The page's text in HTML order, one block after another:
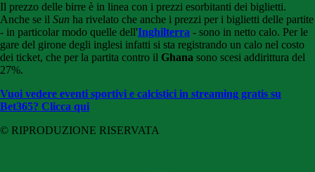
Il prezzo delle birre è in linea con i prezzi esorbitanti dei biglietti.
Anche se il Sun ha rivelato che anche i prezzi per i biglietti delle partite
- in particolar modo quelle dell'Inghilterra - sono in netto calo. Per le
gare del girone degli inglesi infatti si sta registrando un calo nel costo
dei ticket, che per la partita contro il Ghana sono scesi addirittura del
27%.
Vuoi vedere eventi sportivi e calcistici in streaming gratis su
Bet365? Clicca qui
© RIPRODUZIONE RISERVATA